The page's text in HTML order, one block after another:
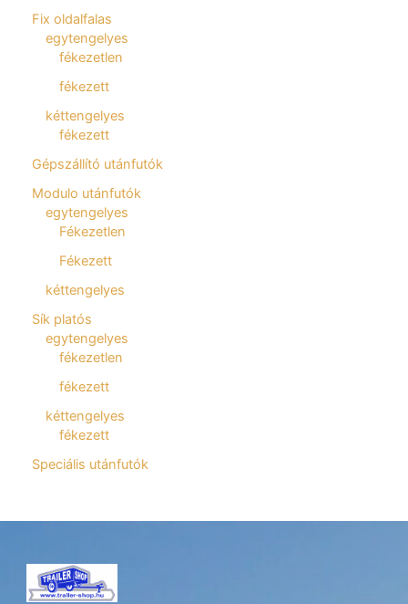
Fix oldalfalas
egytengelyes
fékezetlen
fékezett
kéttengelyes
fékezett
Gépszállító utánfutók
Modulo utánfutók
egytengelyes
Fékezetlen
Fékezett
kéttengelyes
Sík platós
egytengelyes
fékezetlen
fékezett
kéttengelyes
fékezett
Speciális utánfutók